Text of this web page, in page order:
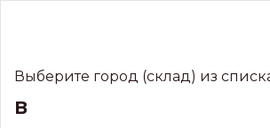
291-000
Выберите город (склад) из
В